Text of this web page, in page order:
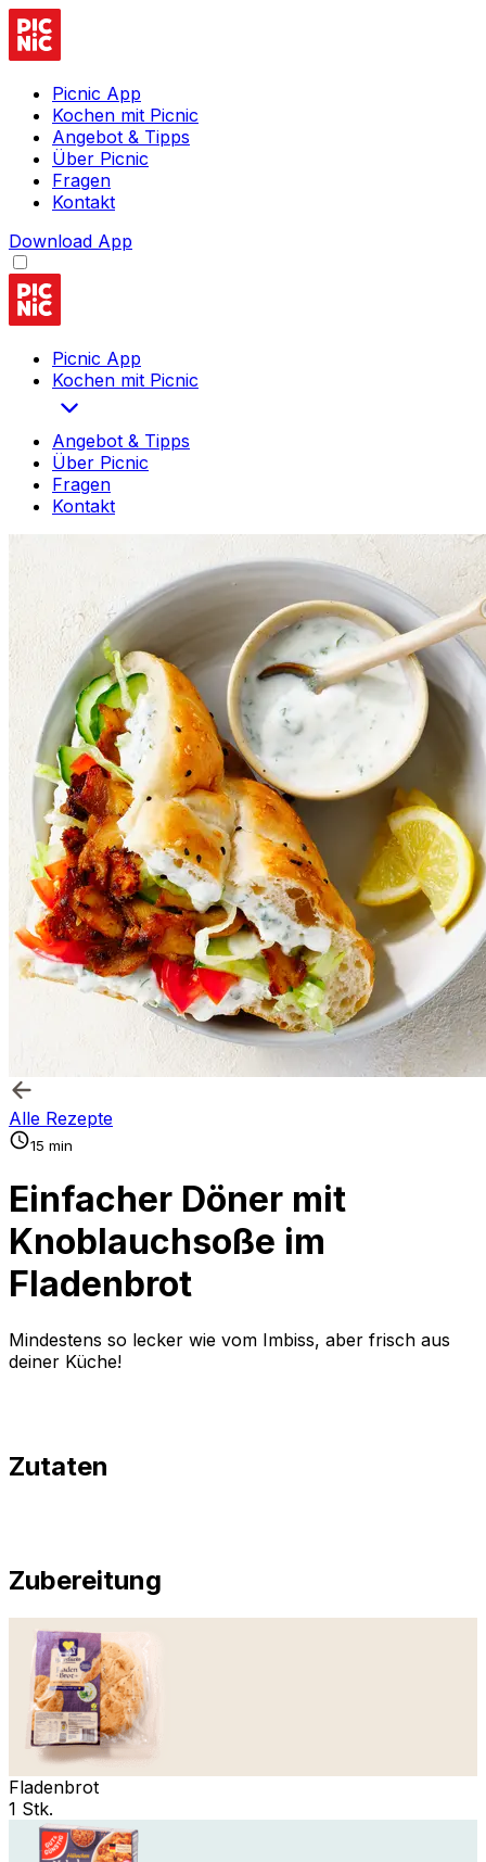
Picnic App
Kochen mit Picnic
Angebot & Tipps
Über Picnic
Fragen
Kontakt
Download App
Picnic App
Kochen mit Picnic
Angebot & Tipps
Über Picnic
Fragen
Kontakt
Alle Rezepte
15 min
Einfacher Döner mit
Knoblauchsoße im
Fladenbrot
Mindestens so lecker wie vom Imbiss, aber frisch aus
deiner Küche!
Zutaten
Zubereitung
Fladenbrot
1 Stk.